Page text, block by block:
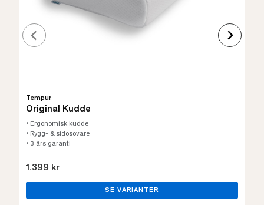
Tempur
Original Kudde
• Ergonomisk kudde
• Rygg- & sidosovare
• 3 års garanti
1.399 kr
SE VARIANTER